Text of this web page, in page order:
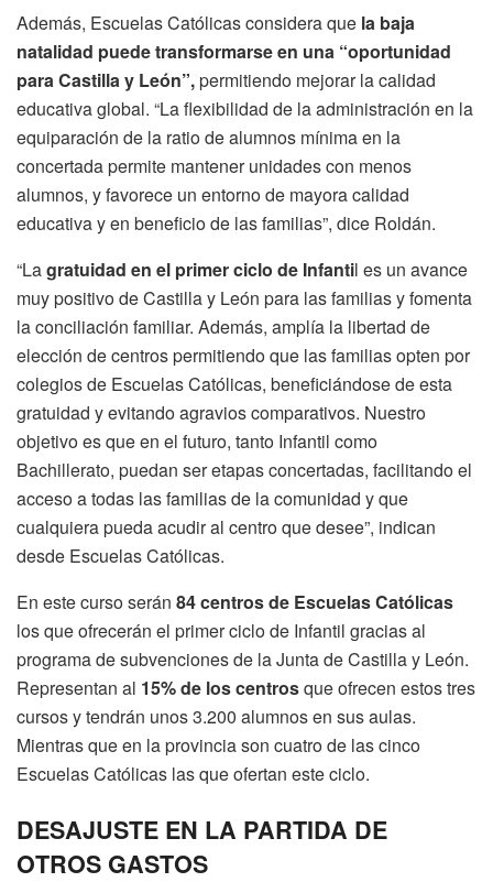
Además, Escuelas Católicas considera que la baja
natalidad puede transformarse en una “oportunidad
para Castilla y León”,permitiendo mejorar la calidad
educativa global. “La flexibilidad de la administración en la
equiparación de la ratio de alumnos mínima en la
concertada permite mantener unidades con menos
alumnos, y favorece un entorno de mayora calidad
educativa y en beneficio de las familias”, dice Roldán.
“Lagratuidad en el primer ciclo de Infantil es un avance
muy positivo de Castilla y León para las familias y fomenta
la conciliación familiar. Además, amplía la libertad de
elección de centros permitiendo que las familias opten por
colegios de Escuelas Católicas, beneficiándose de esta
gratuidad y evitando agravios comparativos. Nuestro
objetivo es que en el futuro, tanto Infantil como
Bachillerato, puedan ser etapas concertadas, facilitando el
acceso a todas las familias de la comunidad y que
cualquiera pueda acudir al centro que desee”, indican
desde Escuelas Católicas.
En este curso serán 84 centros de Escuelas Católicas
los que ofrecerán el primer ciclo de Infantil gracias al
programa de subvenciones de la Junta de Castilla y León.
Representan al 15% de los centrosque ofrecen estos tres
cursos y tendrán unos 3.200 alumnos en sus aulas.
Mientras que en la provincia son cuatro de las cinco
Escuelas Católicas las que ofertan este ciclo.
DESAJUSTE EN LA PARTIDA DE
OTROS GASTOS